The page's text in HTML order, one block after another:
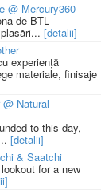
@ Mercury360
de BTL
[detalii]
experiență
materiale, finisaje
Natural
to this day,
[detalii]
& Saatchi
for a new